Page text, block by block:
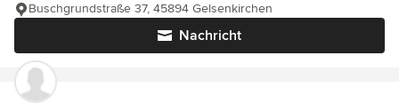
Nachricht
Buschgrundstraße 37, 45894 Gelsenkirchen